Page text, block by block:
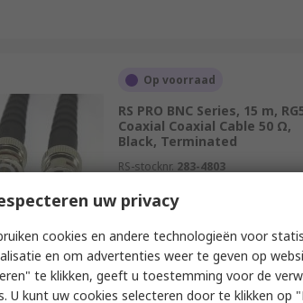
Op voorraad
RS PRO BNC Series, 15 m,
Coaxial Coaxial Cable 50 Ω,
Black, Terminated
RS-stocknr. 283-4803
uw privacy
cookies en andere technologieën voor
en om advertenties weer te geven op
te klikken, geeft u toestemming voor de
U kunt uw cookies selecteren door te klikken op